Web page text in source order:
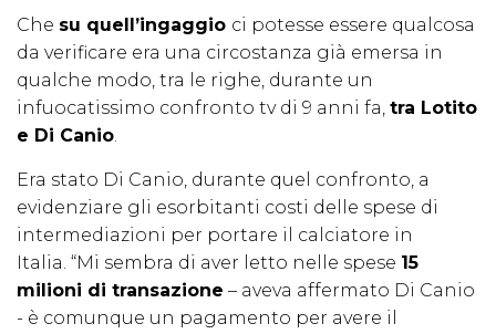
Che su quell’ingaggio ci potesse essere qualcosa
da verificare era una circostanza già emersa in
qualche modo, tra le righe, durante un
infuocatissimo confronto tv di 9 anni fa, tra Lotito
e Di Canio.
Era stato Di Canio, durante quel confronto, a
evidenziare gli esorbitanti costi delle spese di
intermediazioni per portare il calciatore in
Italia. “Mi sembra di aver letto nelle spese 15
milioni di transazione – aveva affermato Di Canio
- è comunque un pagamento per avere il